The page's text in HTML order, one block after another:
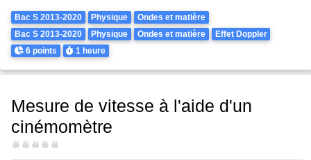
Theme
Bac S 2013-2020 Physique
Ondes et matière
Bac S 2013-2020
Physique Ondes et matière Effet Doppler
Points
6 points Durée
1 heure
Mesure de vitesse à l'aide d'un
cinémomètre
Difficulté